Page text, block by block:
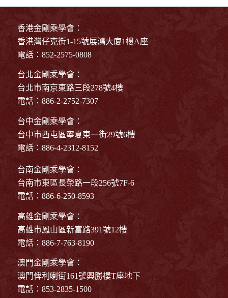
香港金剛乘學會：
香港灣仔克街1-15號展鴻大廈1樓A座
電話：852-2575-0808
台北金剛乘學會：
台北市南京東路三段278號4樓
電話：886-2-2752-7307
台中金剛乘學會：
台中市西屯區寧夏東一街29號6樓
電話：886-4-2312-8152
台南金剛乘學會：
台南市東區長榮路一段256號7F-6
電話：886-6-250-8593
高雄金剛乘學會：
高雄市鳳山區新富路391號12樓
電話：886-7-763-8190
澳門金剛乘學會：
澳門俾利喇街161號興勝樓T座地下
電話：853-2835-1500